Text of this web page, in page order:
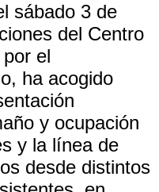
sábado 3 de
del Centro
el
ha acogido
y ocupación
y la línea de
desde distintos